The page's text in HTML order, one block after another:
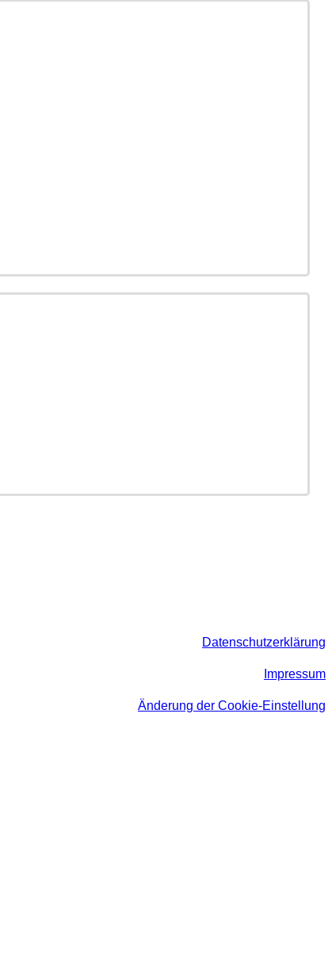
Datenschutzerklärung
Impressum
Änderung der Cookie-Einstellung